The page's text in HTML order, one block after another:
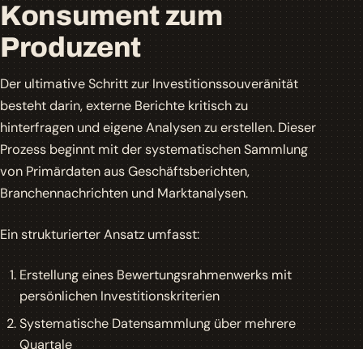
Konsument zum
Produzent
Der ultimative Schritt zur Investitionssouveränität
besteht darin, externe Berichte kritisch zu
hinterfragen und eigene Analysen zu erstellen. Dieser
Prozess beginnt mit der systematischen Sammlung
von Primärdaten aus Geschäftsberichten,
Branchennachrichten und Marktanalysen.
Ein strukturierter Ansatz umfasst:
Erstellung eines Bewertungsrahmenwerks mit
persönlichen Investitionskriterien
Systematische Datensammlung über mehrere
Quartale